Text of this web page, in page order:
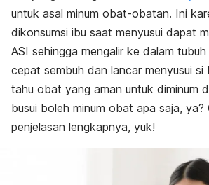
untuk asal minum obat-obatan. Ini
dikonsumsi ibu saat menyusui dapat
ASI sehingga mengalir ke dalam
cepat sembuh dan lancar menyusui si
tahu obat yang aman untuk diminum
busui boleh minum obat apa saja, ya?
penjelasan lengkapnya, yuk!